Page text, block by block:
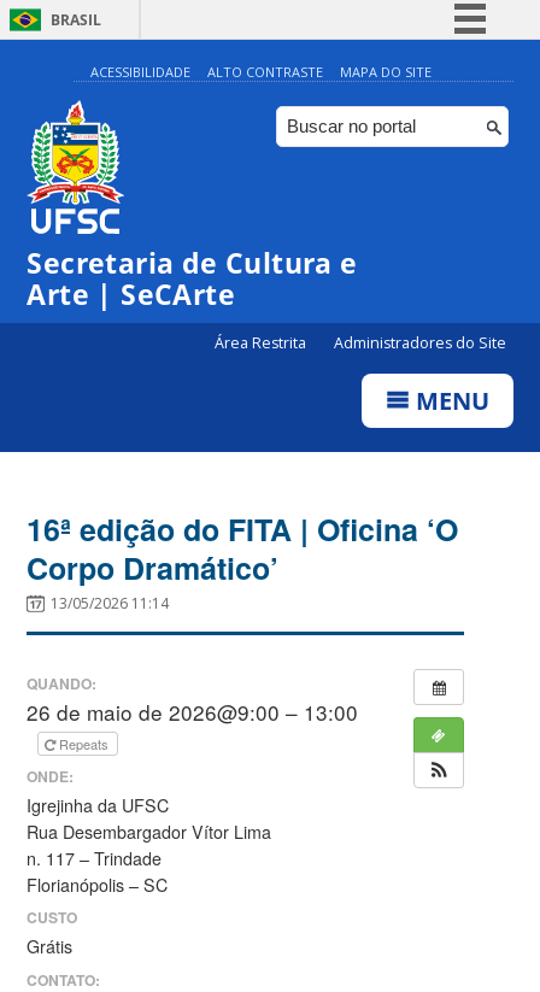
BRASIL
Simplifique!
Comunica BR
Participe
ACESSIBILIDADE ALTO CONTRASTE MAPA DO SITE
Secretaria de Cultura e
Arte | SeCArte
Área Restrita Administradores do Site
MENU
16ª edição do FITA | Oficina ‘O
Corpo Dramático’
13/05/2026 11:14
QUANDO:
26 de maio de 2026@9:00 – 13:00
Repeats
ONDE:
Igrejinha da UFSC
Rua Desembargador Vítor Lima
n. 117 – Trindade
Florianópolis – SC
CUSTO
Grátis
CONTATO: